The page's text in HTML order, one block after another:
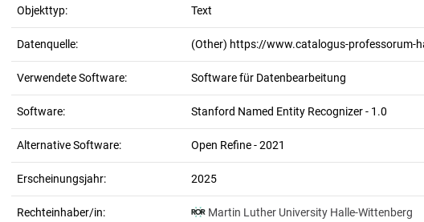
Objekttyp: Text
Datenquelle: (Other) https://www.catalogus-professorum-
Verwendete Software: Software für Datenbearbeitung
Software: Stanford Named Entity Recognizer - 1.0
Alternative Software: Open Refine - 2021
Erscheinungsjahr: 2025
Rechteinhaber/in: Martin Luther University Halle-Wittenberg